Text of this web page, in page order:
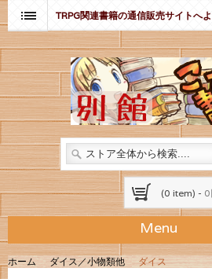
TRPG関連書籍の通信販売サイトへ
(0 item) - 0
Menu
ホーム ダイス／小物類他 ダイス